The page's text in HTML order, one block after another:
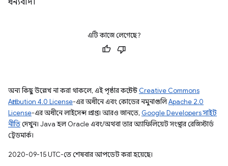
ধন্যবাদ।
এটি কাজে লেগেছে?
অন্য কিছু উল্লেখ না করা থাকলে, এই পৃষ্ঠার কন্টেন্ট Creative Commons
Attribution 4.0 License-এর অধীনে এবং কোডের নমুনাগুলিApache 2.0
License-এর অধীনে লাইসেন্স প্রাপ্ত। আরও জানতে, Google Developers সাইট
নীতিদেখুন। Java হল Oracle এবং/অথবা তার অ্যাফিলিয়েট সংস্থার রেজিস্টার্ড
ট্রেডমার্ক।
2020-09-15 UTC-তে শেষবার আপডেট করা হয়েছে।